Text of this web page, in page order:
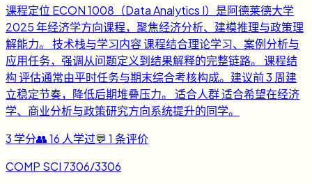
课程定位 ECON 1008（Data Analytics I）是阿德莱德大学
2025 年经济学方向课程，聚焦经济分析、建模推理与政策理
解能力。 技术栈与学习内容 课程结合理论学习、案例分析与
应用任务，强调从问题定义到结果解释的完整链路。 课程结
构 评估通常由平时任务与期末综合考核构成。建议前 3 周建
立稳定节奏，降低后期堆叠压力。 适合人群 适合希望在经济
学、商业分析与政策研究方向系统提升的同学。
3 学分👥16 人学过💬 1 条评价
COMP SCI 7306/3306